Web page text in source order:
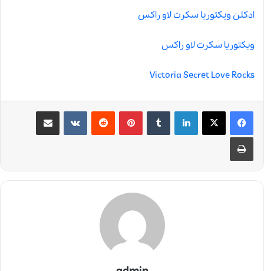
ادکلن ویکتوریا سکرت لاو راکس
ویکتوریا سکرت لاو راکس
Victoria Secret Love Rocks
لینکدین ‫پین‌ترست ‫رددیت
چاپ